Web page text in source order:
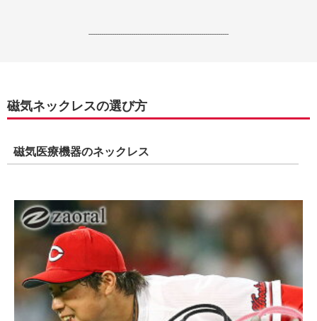
------------------------------------------------------------------
磁気ネックレスの選び方
磁気医療機器のネックレス